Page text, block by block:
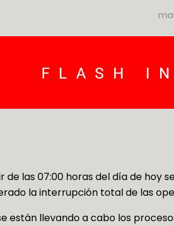
de las 07:00 horas del día de
la interrupción total de las
están llevando a cabo los